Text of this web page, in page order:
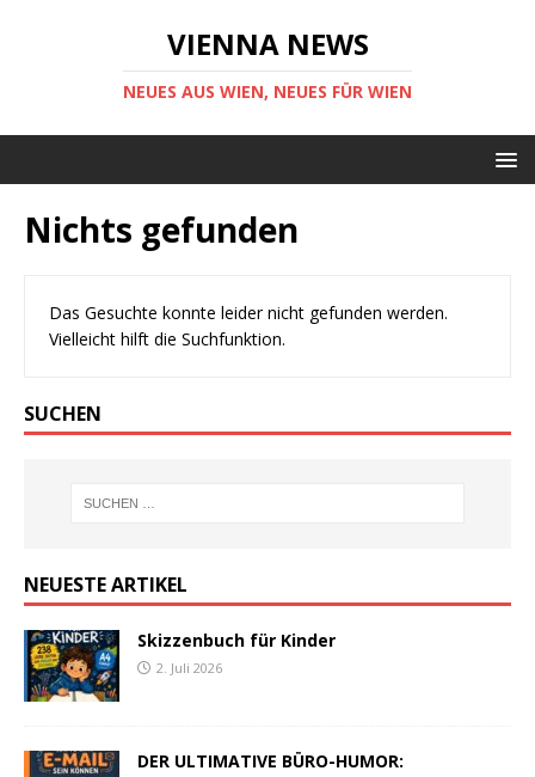
VIENNA NEWS
NEUES AUS WIEN, NEUES FÜR WIEN
Nichts gefunden
Das Gesuchte konnte leider nicht gefunden werden.
Vielleicht hilft die Suchfunktion.
SUCHEN
NEUESTE ARTIKEL
Skizzenbuch für Kinder
2. Juli 2026
DER ULTIMATIVE BÜRO-HUMOR: